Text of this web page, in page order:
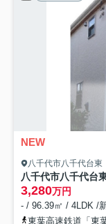
NEW
八千代市八千代台東
八千代市八千代台
3,280万円
- / 96.39㎡ / 4LDK /
東葉高速鉄道「東